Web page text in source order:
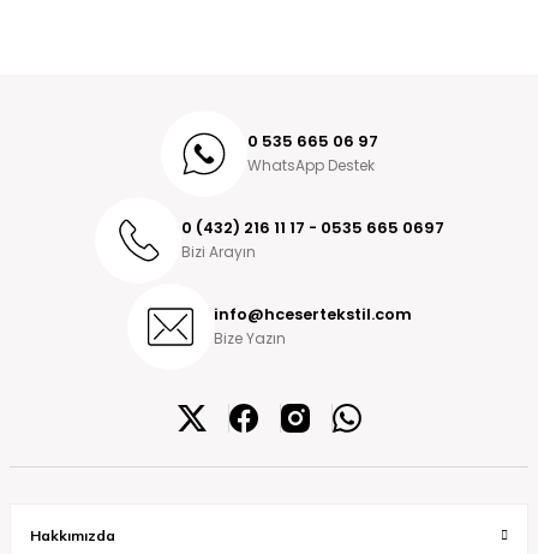
0 535 665 06 97
WhatsApp Destek
0 (432) 216 11 17 - 0535 665 0697
Bizi Arayın
info@hcesertekstil.com
Bize Yazın
Hakkımızda